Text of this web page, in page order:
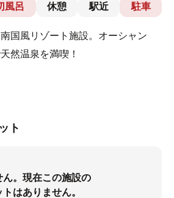
風呂 休憩 駅近 駐車
国風リゾート施設。オーシャン
然温泉を満喫！
ト
。現在この施設の
はありません。